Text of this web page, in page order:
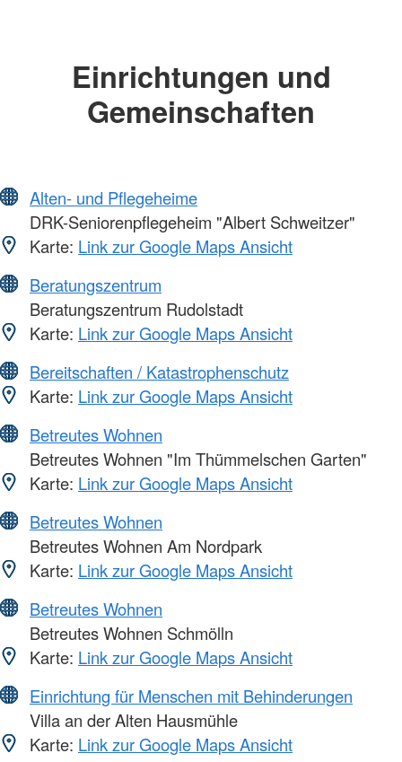
Einrichtungen und
Gemeinschaften
Alten- und Pflegeheime
DRK-Seniorenpflegeheim "Albert Schweitzer"
Karte: Link zur Google Maps Ansicht
Beratungszentrum
Beratungszentrum Rudolstadt
Karte: Link zur Google Maps Ansicht
Bereitschaften / Katastrophenschutz
Karte: Link zur Google Maps Ansicht
Betreutes Wohnen
Betreutes Wohnen "Im Thümmelschen Garten"
Karte: Link zur Google Maps Ansicht
Betreutes Wohnen
Betreutes Wohnen Am Nordpark
Karte: Link zur Google Maps Ansicht
Betreutes Wohnen
Betreutes Wohnen Schmölln
Karte: Link zur Google Maps Ansicht
Einrichtung für Menschen mit Behinderungen
Villa an der Alten Hausmühle
Karte: Link zur Google Maps Ansicht